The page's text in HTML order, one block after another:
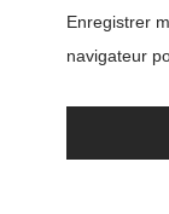
Enregistrer
navigateur